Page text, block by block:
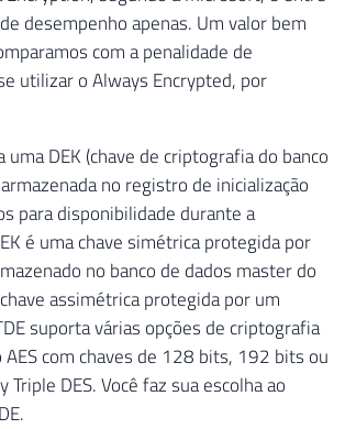
desempenho apenas. Um valor bem
com a penalidade de
utilizar o Always Encrypted, por
DEK (chave de criptografia do banco
no registro de inicialização
para disponibilidade durante a
é uma chave simétrica protegida por
no banco de dados master do
assimétrica protegida por um
suporta várias opções de criptografia
com chaves de 128 bits, 192 bits ou
DES. Você faz sua escolha ao